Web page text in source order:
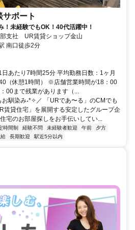
ポート
未経験でもOK！40代活躍中！
支社 UR賃貸ショップ金山
南口徒歩2分
あたり7時間25分 平均勤務日数：1ヶ月
（休憩1時間） ※店舗営業時間が18：00
00まで残業があります（...
馴染み˖*✧／ 「URであ〜る」のCMでも
賃貸住宅」を展開する安定したグループ企
宅のお部屋探しをお手伝いしてい...
時間制 経験不問 未経験者歓迎 午前
夕方
長期歓迎 駅近5分以内